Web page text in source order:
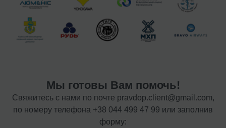
Мы готовы Вам помочь!
Свяжитесь с нами по почте pravdop.client@gmail.com,
по номеру телефона +38 044 499 47 99 или заполнив
форму: